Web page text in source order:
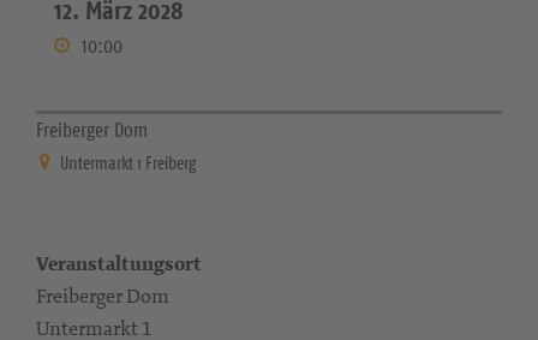
12. März 2028
10:00
Freiberger Dom
Untermarkt 1 Freiberg
Veranstaltungsort
Freiberger Dom
Untermarkt 1